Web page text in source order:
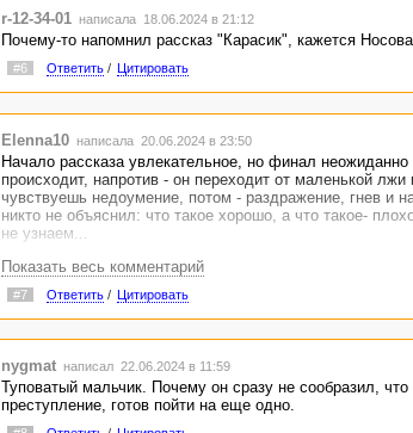
r-12-34-01 написала 18.06.2024 в 21:12
Почему-то напомнил рассказ "Карасик", кажется
#6 Ответить/ Цитировать
Elenna10 написала 20.06.2024 в 23:50
Начало рассказа увлекательное, но финал
происходит, напротив - он переходит от маленькой
чувствуешь недоумение, потом - раздражение, гнев и
никто не объяснил: что такое хорошо, а что такое-
не узнаем...
Показать весь комментарий
#7 Ответить/ Цитировать
nygmat написал 22.06.2024 в 11:59
Туповатый мальчик. Почему он сразу не сообразил,
преступление, готов пойти на еще одно.